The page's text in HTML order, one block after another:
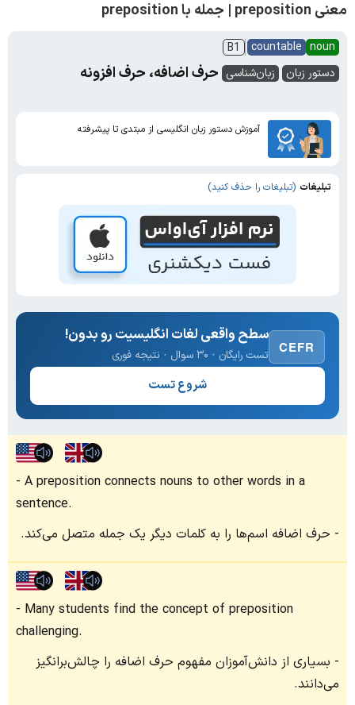
معنی preposition | جمله با preposition
noun
countable
B1
دستور زبان
زبان‌شناسی حرف اضافه، حرف افزونه
آموزش دستور زبان انگلیسی از مبتدی تا پیشرفته
تبلیغات (تبلیغات را حذف کنید)
CEFR
سطح واقعی لغات انگلیسیت رو بدون!
تست رایگان · ۳۰ سوال · نتیجه فوری
شروع تست
A preposition connects nouns to other words in a
sentence.
حرف اضافه اسم‌ها را به کلمات دیگر یک جمله متصل می‌کند.
Many students find the concept of preposition
challenging.
بسیاری از دانش‌آموزان مفهوم حرف اضافه را چالش‌برانگیز
می‌دانند.